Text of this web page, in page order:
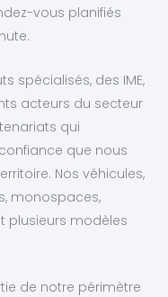
vous planifiés
spécialisés, des IME,
acteurs du secteur
qui
que nous
Nos véhicules,
monospaces,
plusieurs modèles
de notre périmètre